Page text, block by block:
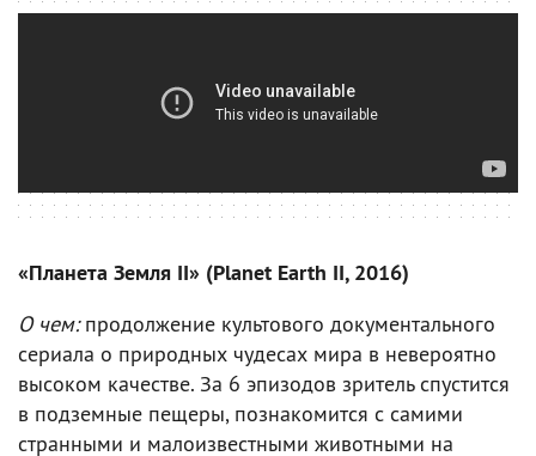
«Планета Земля II» (Planet Earth II, 2016)
О чем:продолжение культового документального
сериала о природных чудесах мира в невероятно
высоком качестве. За 6 эпизодов зритель спустится
в подземные пещеры, познакомится с самими
странными и малоизвестными животными на